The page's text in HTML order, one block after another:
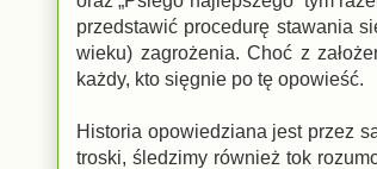
przedstawić procedurę stawania
wieku) zagrożenia. Choć z
każdy, kto sięgnie po tę opowieść.
Historia opowiedziana jest przez
troski, śledzimy również tok